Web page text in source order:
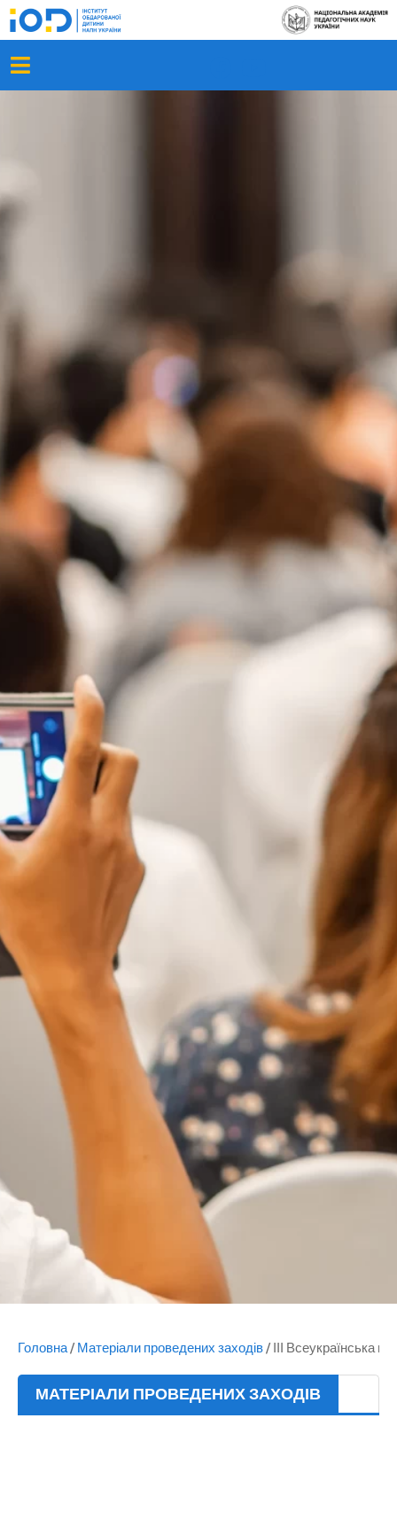
Головна/ Матеріали проведених заходів/ ІІІ Всеукраїнська
МАТЕРІАЛИ ПРОВЕДЕНИХ ЗАХОДІВ